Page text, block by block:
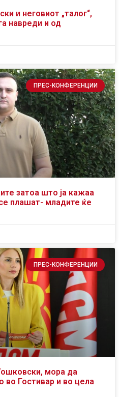
и неговиот „талог“,
навреди и од
ПРЕС-КОНФЕРЕНЦИИ
затоа што ја кажаа
плашат- младите ќе
ПРЕС-КОНФЕРЕНЦИИ
мора да
во Гостивар и во цела